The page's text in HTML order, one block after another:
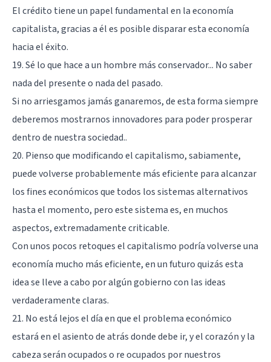
El crédito tiene un papel fundamental en la economía
capitalista, gracias a él es posible disparar esta economía
hacia el éxito.
19. Sé lo que hace a un hombre más conservador... No saber
nada del presente o nada del pasado.
Si no arriesgamos jamás ganaremos, de esta forma siempre
deberemos mostrarnos innovadores para poder prosperar
dentro de nuestra sociedad..
20. Pienso que modificando el capitalismo, sabiamente,
puede volverse probablemente más eficiente para alcanzar
los fines económicos que todos los sistemas alternativos
hasta el momento, pero este sistema es, en muchos
aspectos, extremadamente criticable.
Con unos pocos retoques el capitalismo podría volverse una
economía mucho más eficiente, en un futuro quizás esta
idea se lleve a cabo por algún gobierno con las ideas
verdaderamente claras.
21. No está lejos el día en que el problema económico
estará en el asiento de atrás donde debe ir, y el corazón y la
cabeza serán ocupados o re ocupados por nuestros